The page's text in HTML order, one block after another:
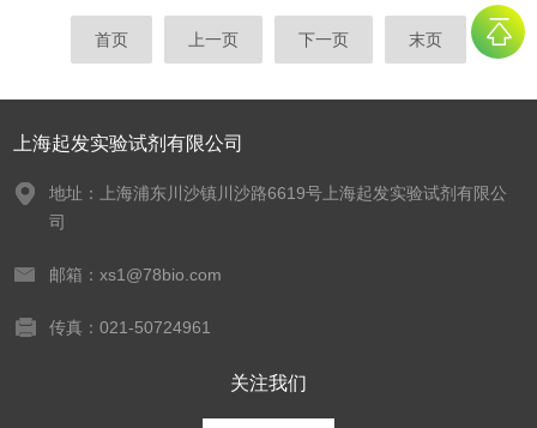
首页 上一页 下一页 末页
上海起发实验试剂有限公司
地址：上海浦东川沙镇川沙路6619号上海起发实验试剂有限公
司
邮箱：xs1@78bio.com
传真：021-50724961
关注我们